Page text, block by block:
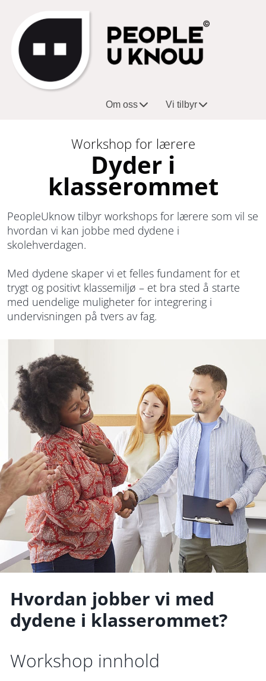
Om oss Vi tilbyr
Workshop for lærere
Dyder i
klasserommet
PeopleUknow tilbyr workshops for lærere som vil se
hvordan vi kan jobbe med dydene i
skolehverdagen.
Med dydene skaper vi et felles fundament for et
trygt og positivt klassemiljø – et bra sted å starte
med uendelige muligheter for integrering i
undervisningen på tvers av fag.
Hvordan jobber vi med
dydene i klasserommet?
Workshop innhold
r
o